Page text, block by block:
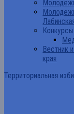
Конкурсы
Вестник
края
Территориальная